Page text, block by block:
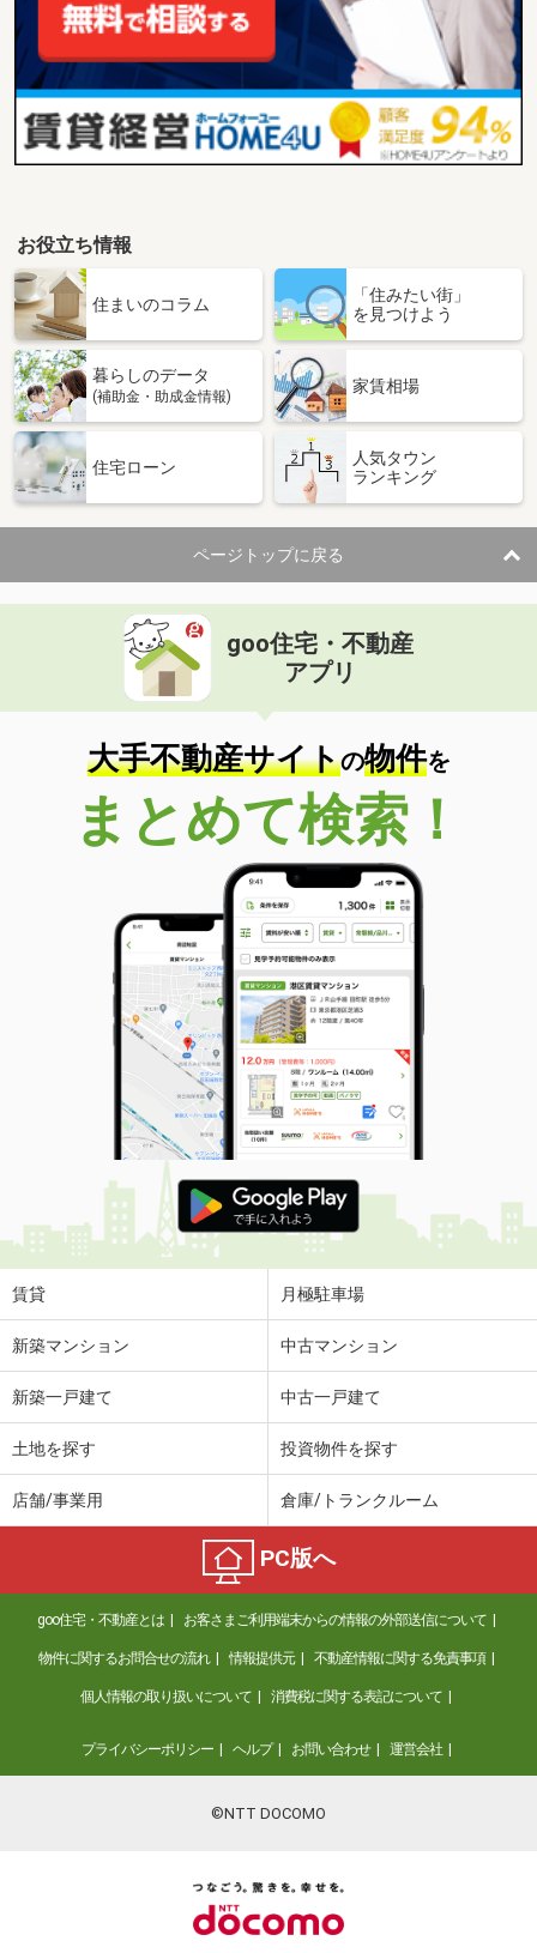
お役立ち情報
住まいのコラム
「住みたい街」
を見つけよう
暮らしのデータ
(補助金・助成金情報)
家賃相場
住宅ローン
人気タウン
ランキング
ページトップに戻る
goo住宅・不動産
アプリ
大手不動産サイトの物件を
まとめて検索！
賃貸 月極駐車場
新築マンション 中古マンション
新築一戸建て 中古一戸建て
土地を探す 投資物件を探す
店舗/事業用 倉庫/トランクルーム
PC版へ
goo住宅・不動産とは お客さまご利用端末からの情報の外部送信について
物件に関するお問合せの流れ 情報提供元 不動産情報に関する免責事項
個人情報の取り扱いについて 消費税に関する表記について
プライバシーポリシー ヘルプ お問い合わせ 運営会社
©NTT DOCOMO